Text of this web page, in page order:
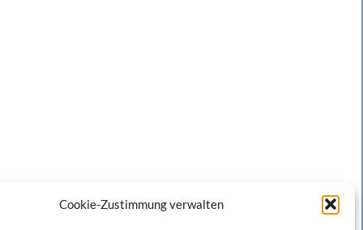
Cookie-Zustimmung verwalten